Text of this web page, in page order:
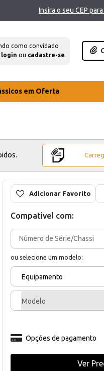
Insira o seu CEP
como convidado
login ou cadastre-se
em Oferta
Adicionar Favorito
Compativel com:
ou selecione um modelo:
Equipamento
Modelo
Opções de pagamento
Ver